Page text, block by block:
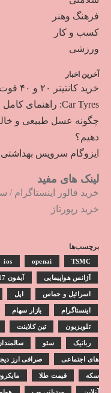
فرهنگ وهنر
کسب و کار
ورزشی
آخرین اخبار
خرید کانتینر ۲۰ و ۴۰ فوت با بهترین قیمت
Car Tyres: راهنمای کامل خرید تایر
چگونه عسل طبیعی و
دهیم؟
ایزوگام سرویس بهداشتی
لینک های مفید
خرید فالور اینستاگرام /
خرید رپورتاژ
برچسب‌ها
ios openai TSMC
آژانس هواپیمایی آیفون 17
اسرائیل و حماس اپل
اینستاگرام بازار سهام
تلویزیون تین کلاینت
رباتیک سئو
های اجتماعی صرافی ارز
سکه قیمت طلا